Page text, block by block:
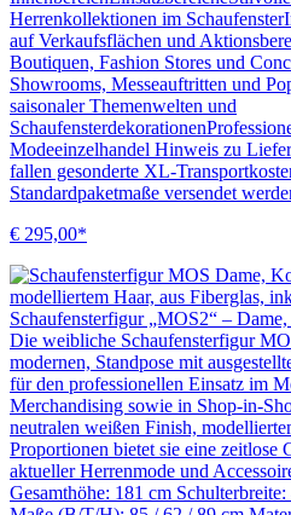
Herrenkollektionen im
auf Verkaufsflächen und
Boutiquen, Fashion Stores und
Showrooms, Messeauftritten und
saisonaler Themenwelten und
Modeeinzelhandel Hinweis zu
fallen gesonderte XL-
Standardpaketmaße versendet
€ 295,00*
Schaufensterfigur „MOS2“ –
Die weibliche Schaufensterfigur
modernen, Standpose mit
für den professionellen Einsatz im
Merchandising sowie in Shop-in-
neutralen weißen Finish,
Proportionen bietet sie eine zeitlose
aktueller Herrenmode und
Gesamthöhe: 181 cm